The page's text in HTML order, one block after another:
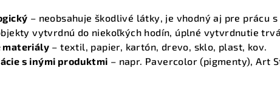
– neobsahuje škodlivé látky, je vhodný aj pre prácu
vytvrdnú do niekoľkých hodín, úplné vytvrdnutie
materiály – textil, papier, kartón, drevo, sklo, plast, kov.
s inými produktmi – napr. Pavercolor (pigmenty), Art